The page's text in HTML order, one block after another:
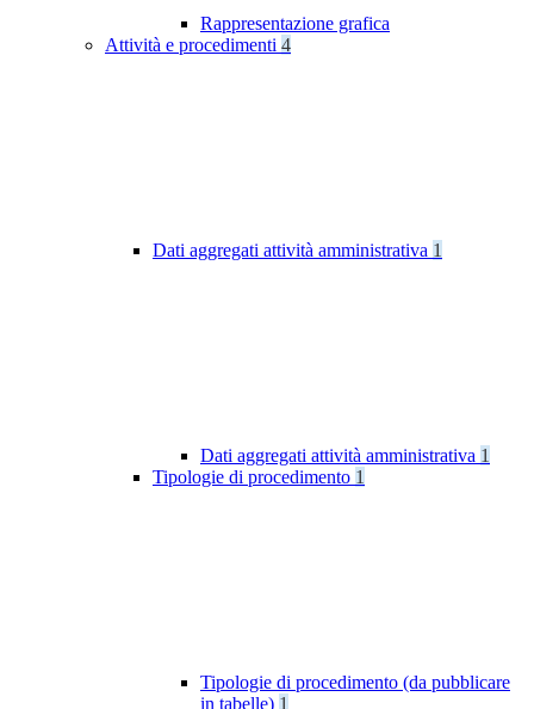
Rappresentazione grafica
Attività e procedimenti 4
Dati aggregati attività amministrativa 1
Dati aggregati attività amministrativa 1
Tipologie di procedimento 1
Tipologie di procedimento (da pubblicare
in tabelle) 1